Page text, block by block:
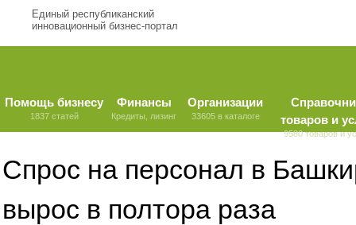
Единый республиканский
инновационный бизнес-портал
Помощь бизнесу
1837 статей
Финансы
Кредиты, лизинг
Организации
33605 в каталоге
товаров и
9580 товаров и
Спрос на персонал в
вырос в полтора раза